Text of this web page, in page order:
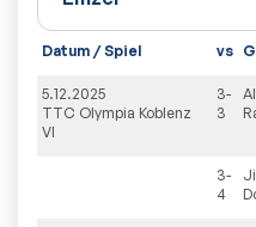
Datum / Spiel vs
5.12.2025
TTC Olympia Koblenz
VI
3-
3
3-
4